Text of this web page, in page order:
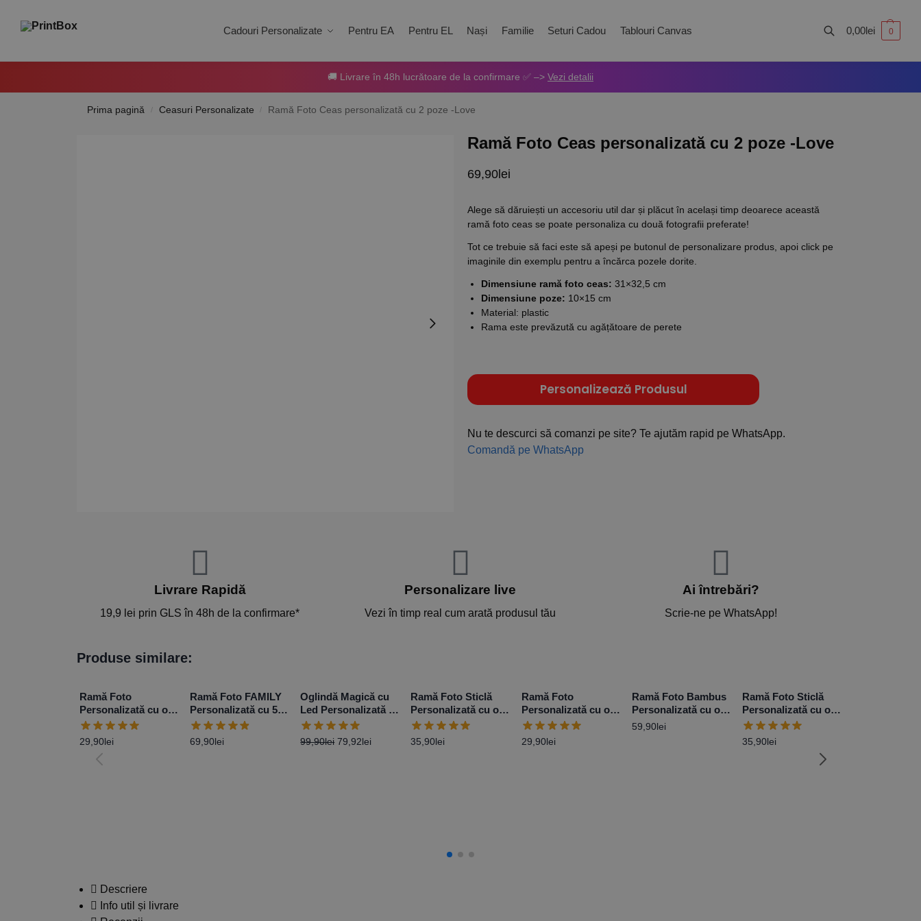
Cadouri Personalizate Pentru EA Pentru EL Nași Familie Seturi Cadou Tablouri Canvas
Search
0,00lei 0
🚚 Livrare în 48h lucrătoare de la confirmare ✅ –> Vezi detalii
Prima pagină / Ceasuri Personalizate / Ramă Foto Ceas personalizată cu 2 poze -Love
Ramă Foto Ceas personalizată cu 2 poze -Love
69,90 lei
Alege să dăruiești un accesoriu util dar și plăcut în același timp deoarece această
ramă foto ceas se poate personaliza cu două fotografii preferate!
Tot ce trebuie să faci este să apeși pe butonul de personalizare produs, apoi click pe
imaginile din exemplu pentru a încărca pozele dorite.
Dimensiune ramă foto ceas: 31×32,5 cm
Dimensiune poze: 10×15 cm
Material: plastic
Rama este prevăzută cu agățătoare de perete
Personalizează Produsul
Nu te descurci să comanzi pe site? Te ajutăm rapid pe WhatsApp.
Comandă pe WhatsApp
Livrare Rapidă​
19,9 lei prin GLS în 48h de la confirmare*
Personalizare live
Vezi în timp real cum arată produsul tău
Ai întrebări?
Scrie-ne pe WhatsApp!
Produse similare:
Ramă Foto
Personalizată cu o
poză 10×15 cm –
Negru
29,90lei
Ramă Foto FAMILY
Personalizată cu 5
poze
69,90lei
Oglindă Magică cu
Led Personalizată –
Rotundă
99,90lei 79,92lei
Ramă Foto Sticlă
Personalizată cu o
poză 10×15 cm –
Argintiu Glitter
35,90lei
Ramă Foto
Personalizată cu o
poză 10×15 cm –
Roșu
29,90lei
Ramă Foto Bambus
Personalizată cu o
poză
59,90lei
Ramă Foto Sticlă
Personalizată cu o
poză 10×15 cm –
Mov Glitter
35,90lei
Descriere
Info util și livrare